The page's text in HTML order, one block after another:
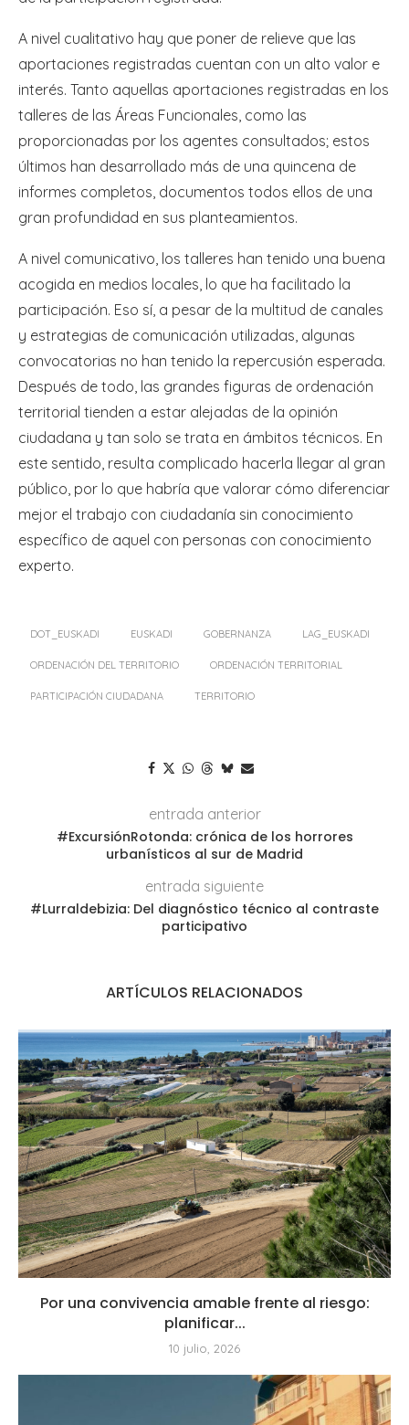
A nivel cualitativo hay que poner de relieve que las
aportaciones registradas cuentan con un alto valor e
interés. Tanto aquellas aportaciones registradas en los
talleres de las Áreas Funcionales, como las
proporcionadas por los agentes consultados; estos
últimos han desarrollado más de una quincena de
informes completos, documentos todos ellos de una
gran profundidad en sus planteamientos.
A nivel comunicativo, los talleres han tenido una buena
acogida en medios locales, lo que ha facilitado la
participación. Eso sí, a pesar de la multitud de canales
y estrategias de comunicación utilizadas, algunas
convocatorias no han tenido la repercusión esperada.
Después de todo, las grandes figuras de ordenación
territorial tienden a estar alejadas de la opinión
ciudadana y tan solo se trata en ámbitos técnicos. En
este sentido, resulta complicado hacerla llegar al gran
público, por lo que habría que valorar cómo diferenciar
mejor el trabajo con ciudadanía sin conocimiento
específico de aquel con personas con conocimiento
experto.
DOT_EUSKADI EUSKADI GOBERNANZA LAG_EUSKADI
ORDENACIÓN DEL TERRITORIO ORDENACIÓN TERRITORIAL
PARTICIPACIÓN CIUDADANA TERRITORIO
entrada anterior
#ExcursiónRotonda: crónica de los horrores
urbanísticos al sur de Madrid
entrada siguiente
#Lurraldebizia: Del diagnóstico técnico al contraste
participativo
ARTÍCULOS RELACIONADOS
Por una convivencia amable frente al riesgo:
planificar...
10 julio, 2026